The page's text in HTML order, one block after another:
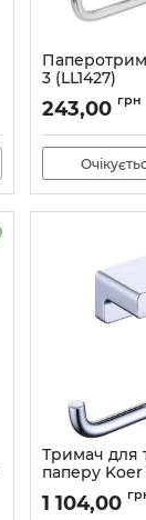
3 (LL1427)
Артикул: LL1427
243,00 грн
Тримач для
паперу Koer
хром
Артикул: KR6185
1 104,00